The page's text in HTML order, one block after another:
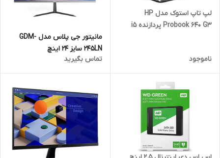
لپ تاپ استوک مدل HP
Probook 640 G3 پردازنده i5
ناموجود
مانیتور جی پلاس مدل GDM-
245LN سایز 24 اینچ
تماس بگیرید